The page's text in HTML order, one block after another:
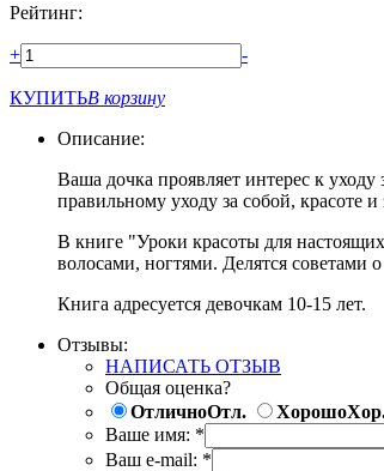
Рейтинг:
+ -
КУПИТЬВ корзину
Описание:
Ваша дочка проявляет интерес к
правильному уходу за собой, красоте
В книге "Уроки красоты для
волосами, ногтями. Делятся советами
Книга адресуется девочкам 10-15 лет.
Отзывы:
НАПИСАТЬ ОТЗЫВ
Общая оценка?
ОтличноОтл. Хорошо
Ваше имя: *
Ваш e-mail: *